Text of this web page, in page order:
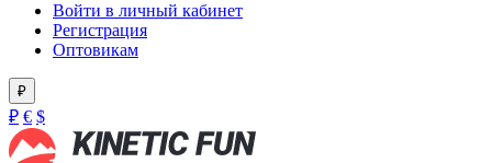
Войти в личный кабинет
Регистрация
Оптовикам
₽
₽ € $